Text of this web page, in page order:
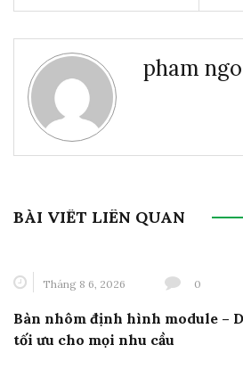
pham
BÀI VIẾT LIÊN QUAN
Tháng 8 6, 2026 0
Bàn nhôm định hình module –
tối ưu cho mọi nhu cầu